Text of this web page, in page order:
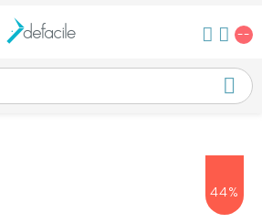
--
44%